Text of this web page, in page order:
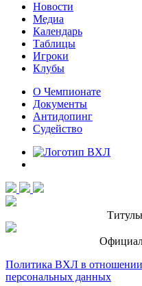
Новости
Медиа
Календарь
Таблицы
Игроки
Клубы
О Чемпионате
Документы
Антидопинг
Судейство
Политика ВХЛ в
персональных данных